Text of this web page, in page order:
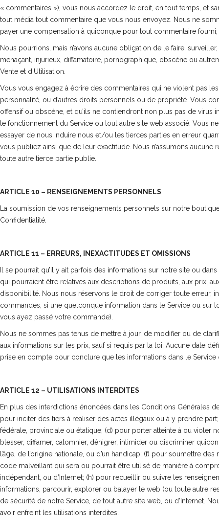
« commentaires »), vous nous accordez le droit, en tout temps, et
tout média tout commentaire que vous nous envoyez. Nous ne
payer une compensation à quiconque pour tout commentaire
Nous pourrions, mais n’avons aucune obligation de le faire,
menaçant, injurieux, diffamatoire, pornographique, obscène ou
Vente et d’Utilisation.
Vous vous engagez à écrire des commentaires qui ne violent pas
personnalité, ou d’autres droits personnels ou de propriété. Vous
offensif ou obscène, et qu’ils ne contiendront non plus pas de
le fonctionnement du Service ou tout autre site web associé. Vous
essayer de nous induire nous et/ou les tierces parties en erreur
vous publiez ainsi que de leur exactitude. Nous n’assumons
toute autre tierce partie publie.
ARTICLE 10 – RENSEIGNEMENTS PERSONNELS
La soumission de vos renseignements personnels sur notre
Confidentialité.
ARTICLE 11 – ERREURS, INEXACTITUDES ET OMISSIONS
Il se pourrait qu’il y ait parfois des informations sur notre site ou
qui pourraient être relatives aux descriptions de produits, aux prix,
disponibilité. Nous nous réservons le droit de corriger toute erreur,
commandes, si une quelconque information dans le Service ou sur
vous ayez passé votre commande).
Nous ne sommes pas tenus de mettre à jour, de modifier ou de
aux informations sur les prix, sauf si requis par la loi. Aucune date
prise en compte pour conclure que les informations dans le
ARTICLE 12 – UTILISATIONS INTERDITES
En plus des interdictions énoncées dans les Conditions Générales
pour inciter des tiers à réaliser des actes illégaux ou à y prendre
fédérale, provinciale ou étatique; (d) pour porter atteinte à ou violer
blesser, diffamer, calomnier, dénigrer, intimider ou discriminer
l’âge, de l’origine nationale, ou d’un handicap; (f) pour soumettre
code malveillant qui sera ou pourrait être utilisé de manière à
indépendant, ou d’Internet; (h) pour recueillir ou suivre les
informations, parcourir, explorer ou balayer le web (ou toute autre
de sécurité de notre Service, de tout autre site web, ou d’Internet.
avoir enfreint les utilisations interdites.